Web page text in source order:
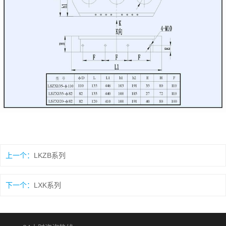
上一个： LKZB系列
下一个： LXK系列